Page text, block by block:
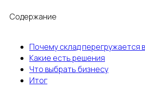
Содержание
Почему склад перегружается
Какие есть решения
Что выбрать бизнесу
Итог